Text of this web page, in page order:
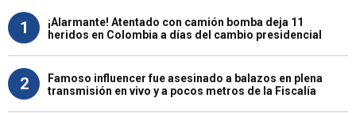
1
¡Alarmante! Atentado con camión bomba deja 11
heridos en Colombia a días del cambio presidencial
2
Famoso influencer fue asesinado a balazos en plena
transmisión en vivo y a pocos metros de la Fiscalía